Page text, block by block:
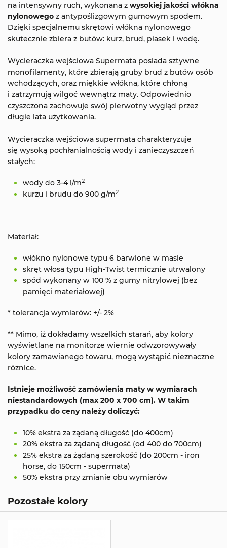
na intensywny ruch, wykonana z wysokiej jakości włókna
nylonowego z antypoślizgowym gumowym spodem.
Dzięki specjalnemu skrętowi włókna nylonowego
skutecznie zbiera z butów: kurz, brud, piasek i wodę.
Wycieraczka wejściowa Supermata posiada sztywne
monofilamenty, które zbierają gruby brud z butów osób
wchodzących, oraz miękkie włókna, które chłoną
i zatrzymują wilgoć wewnątrz maty. Odpowiednio
czyszczona zachowuje swój pierwotny wygląd przez
długie lata użytkowania.
Wycieraczka wejściowa supermata charakteryzuje
się wysoką pochłanialnością wody i zanieczyszczeń
stałych:
wody do 3-4 l/m2
kurzu i brudu do 900 g/m2
Materiał:
włókno nylonowe typu 6 barwione w masie
skręt włosa typu High-Twist termicznie utrwalony
spód wykonany w 100 % z gumy nitrylowej (bez
pamięci materiałowej)
* tolerancja wymiarów: +/- 2%
** Mimo, iż dokładamy wszelkich starań, aby kolory
wyświetlane na monitorze wiernie odwzorowywały
kolory zamawianego towaru, mogą wystąpić nieznaczne
różnice.
Istnieje możliwość zamówienia maty w wymiarach
niestandardowych (max 200 x 700 cm). W takim
przypadku do ceny należy doliczyć:
10% ekstra za żądaną długość (do 400cm)
20% ekstra za żądaną długość (od 400 do 700cm)
25% ekstra za żądaną szerokość (do 200cm - iron
horse, do 150cm - supermata)
50% ekstra przy zmianie obu wymiarów
Pozostałe kolory